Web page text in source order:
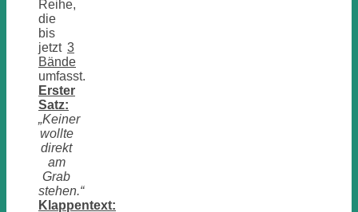
Reihe,
die
bis
jetzt 3
Bände
umfasst.
Erster
Satz:
„Keiner
wollte
direkt
am
Grab
stehen.“
Klappentext: